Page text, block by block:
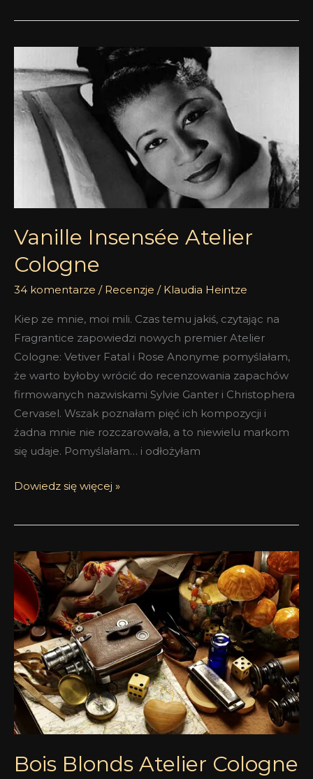
Vanille Insensée Atelier
Cologne
34 komentarze / Recenzje / Klaudia Heintze
Kiep ze mnie, moi mili. Czas temu jakiś, czytając na
Fragrantice zapowiedzi nowych premier Atelier
Cologne: Vetiver Fatal i Rose Anonyme pomyślałam,
że warto byłoby wrócić do recenzowania zapachów
firmowanych nazwiskami Sylvie Ganter i Christophera
Cervasel. Wszak poznałam pięć ich kompozycji i
żadna mnie nie rozczarowała, a to niewielu markom
się udaje. Pomyślałam… i odłożyłam
Insensée
Atelier
Cologne
Dowiedz się więcej »
Bois Blonds Atelier Cologne
Bois
Blonds
Atelier
Cologne